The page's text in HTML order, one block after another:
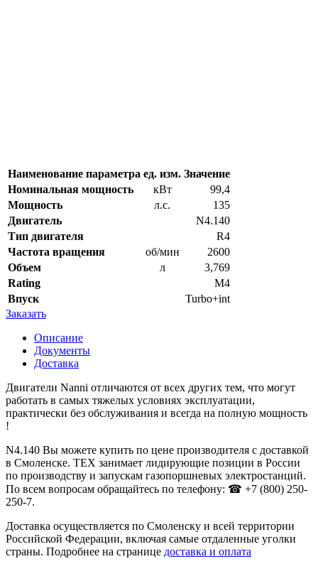
Наименование параметра ед. изм. Значение
Номинальная мощность
кВт
99,4
Мощность
л.с.
135
Двигатель
N4.140
Тип двигателя
R4
Частота вращения
об/мин
2600
Объем
л
3,769
Rating
M4
Впуск
Turbo+int
Заказать
Описание
Документы
Доставка
Двигатели Nanni отличаются от всех других тем, что могут
работать в самых тяжелых условиях эксплуатации,
практически без обслуживания и всегда на полную мощность
!
N4.140 Вы можете купить по цене производителя с доставкой
в Смоленске. ТЕХ занимает лидирующие позиции в России
по производству и запускам газопоршневых электростанций.
По всем вопросам обращайтесь по телефону: ☎ +7 (800) 250-
250-7.
Доставка осуществляется по Смоленску и всей территории
Российской Федерации, включая самые отдаленные уголки
страны. Подробнее на странице доставка и оплата